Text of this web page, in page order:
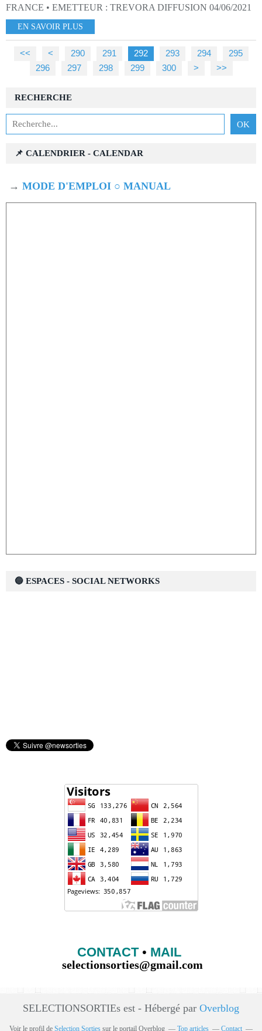
FRANCE • EMETTEUR : TREVORA DIFFUSION 04/06/2021
EN SAVOIR PLUS
<< < 200
210
220
230
240
250
260
270
280
290 291 292 293 294
295
296
297 298 299 300 400
> >>
RECHERCHE
📌 CALENDRIER - CALENDAR
→ MODE D'EMPLOI ○ MANUAL
🔵 ESPACES - SOCIAL NETWORKS
CONTACT• MAIL
selectionsorties@gmail.com
SELECTIONSORTIEs est - Hébergé par Overblog
Voir le profil de Selection Sorties sur le portail Overblog Top articles Contact